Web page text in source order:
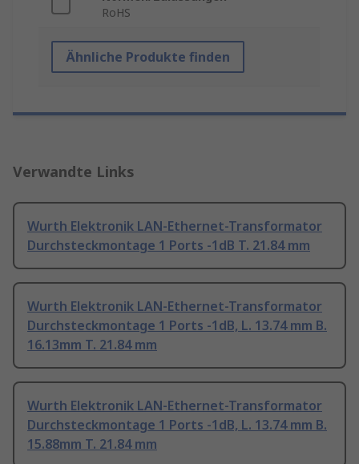
RoHS
Ähnliche Produkte finden
Verwandte Links
Wurth Elektronik LAN-Ethernet-Transformator
Durchsteckmontage 1 Ports -1dB T. 21.84 mm
Wurth Elektronik LAN-Ethernet-Transformator
Durchsteckmontage 1 Ports -1dB, L. 13.74 mm B.
16.13mm T. 21.84 mm
Wurth Elektronik LAN-Ethernet-Transformator
Durchsteckmontage 1 Ports -1dB, L. 13.74 mm B.
15.88mm T. 21.84 mm